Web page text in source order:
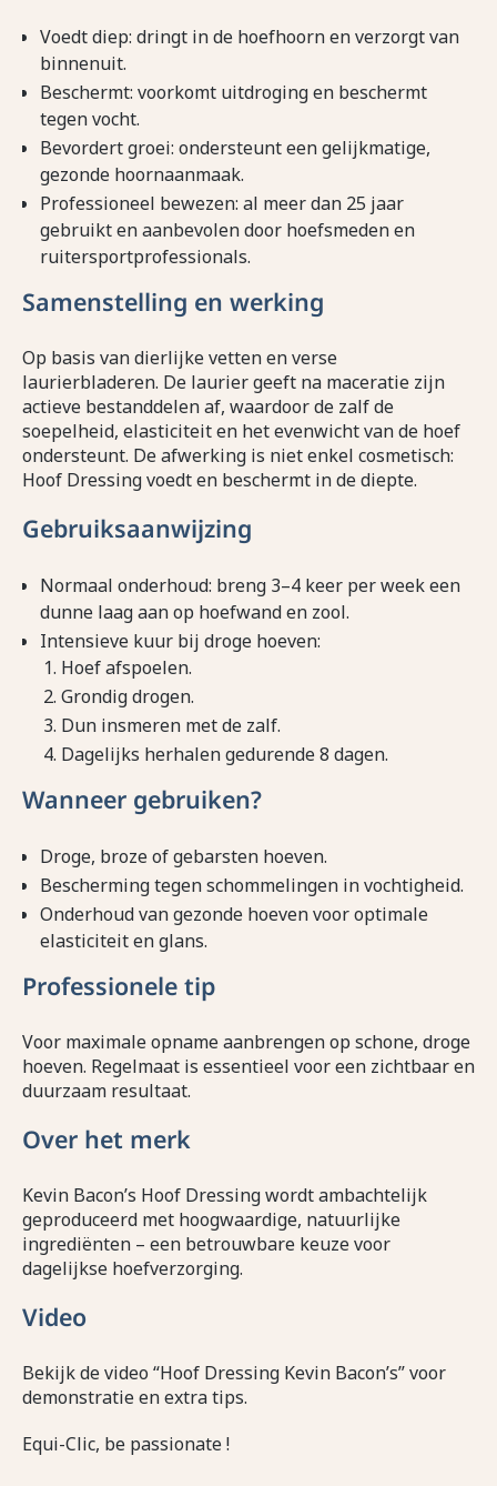
Voedt diep: dringt in de hoefhoorn en verzorgt van
binnenuit.
Beschermt: voorkomt uitdroging en beschermt
tegen vocht.
Bevordert groei: ondersteunt een gelijkmatige,
gezonde hoornaanmaak.
Professioneel bewezen: al meer dan 25 jaar
gebruikt en aanbevolen door hoefsmeden en
ruitersportprofessionals.
Samenstelling en werking
Op basis van dierlijke vetten en verse
laurierbladeren. De laurier geeft na maceratie zijn
actieve bestanddelen af, waardoor de zalf de
soepelheid, elasticiteit en het evenwicht van de hoef
ondersteunt. De afwerking is niet enkel cosmetisch:
Hoof Dressing voedt en beschermt in de diepte.
Gebruiksaanwijzing
Normaal onderhoud: breng 3–4 keer per week een
dunne laag aan op hoefwand en zool.
Intensieve kuur bij droge hoeven:
Hoef afspoelen.
Grondig drogen.
Dun insmeren met de zalf.
Dagelijks herhalen gedurende 8 dagen.
Wanneer gebruiken?
Droge, broze of gebarsten hoeven.
Bescherming tegen schommelingen in vochtigheid.
Onderhoud van gezonde hoeven voor optimale
elasticiteit en glans.
Professionele tip
Voor maximale opname aanbrengen op schone, droge
hoeven. Regelmaat is essentieel voor een zichtbaar en
duurzaam resultaat.
Over het merk
Kevin Bacon’s Hoof Dressing wordt ambachtelijk
geproduceerd met hoogwaardige, natuurlijke
ingrediënten – een betrouwbare keuze voor
dagelijkse hoefverzorging.
Video
Bekijk de video “Hoof Dressing Kevin Bacon’s” voor
demonstratie en extra tips.
Equi-Clic, be passionate !